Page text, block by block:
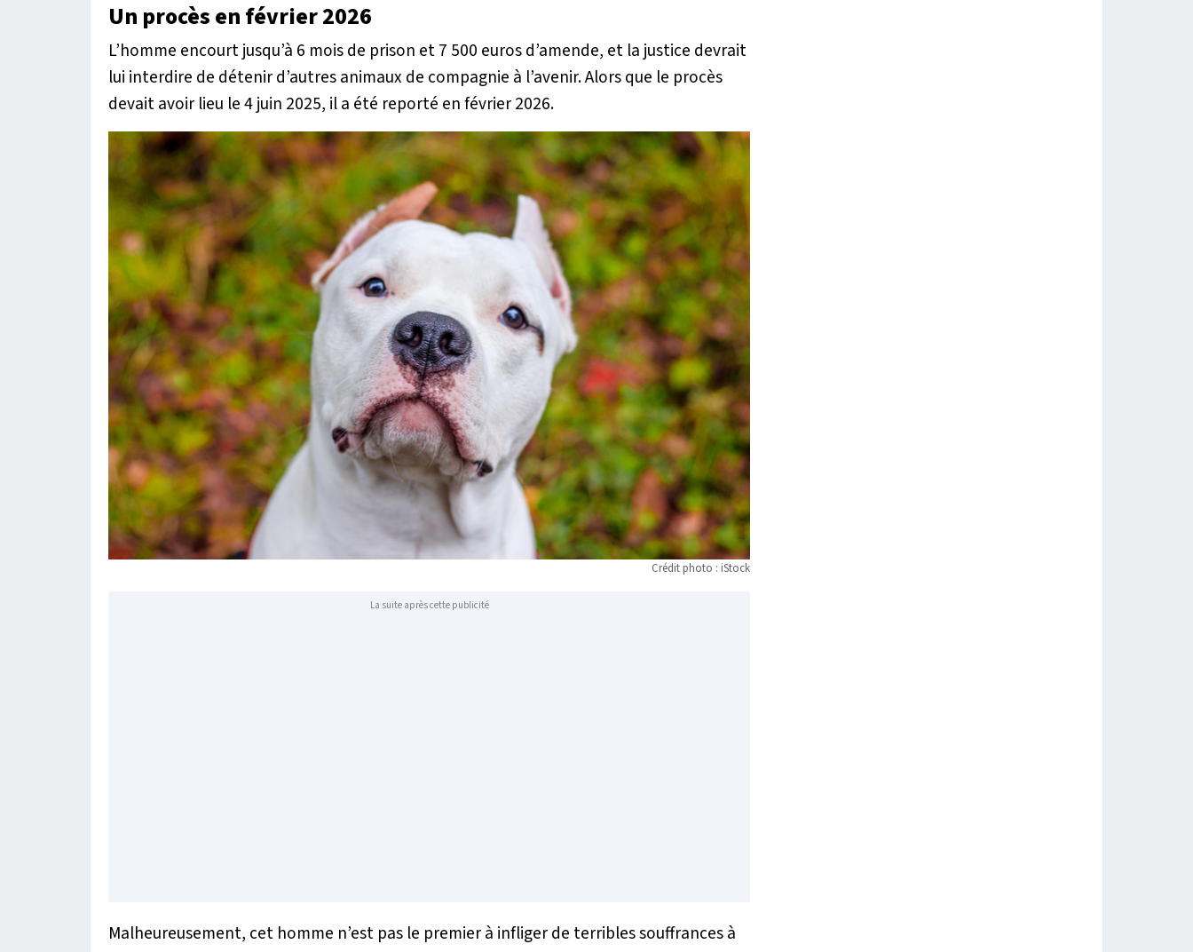
Un procès en février 2026
L’homme encourt jusqu’à 6 mois de prison et 7 500 euros d’amende, et la justice devrait
lui interdire de détenir d’autres animaux de compagnie à l’avenir. Alors que le procès
devait avoir lieu le 4 juin 2025, il a été reporté en février 2026.
Crédit photo : iStock
La suite après cette publicité
Malheureusement, cet homme n’est pas le premier à infliger de terribles souffrances à